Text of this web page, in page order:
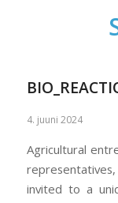
4. juuni 2024
Agricultural
invited to a